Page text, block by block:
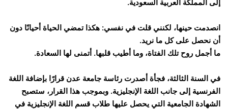
إلى المملكة العربية السعودية.
انصدمت حينها، لكنني قلت في نفسي: هكذا تمضي الحياة أحيانًا دون
أن نحصل على كل ما نريد.
ما أجمل روح تلك الفتاة، وما أطيب قلبها. أتمنى لها السعادة.
في السنة الثالثة، فجأة أصدرت رئاسة جامعة عدن قرارًا بإضافة اللغة
الفرنسية إلى جانب اللغة الإنجليزية. وبموجب هذا القرار، ستصبح
الشهادة الجامعية التي يحصل عليها طلاب قسم اللغة الإنجليزية في